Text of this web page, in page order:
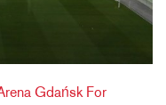
Gdańsk For